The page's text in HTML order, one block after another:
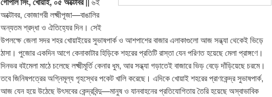
অক্টোবর, কোজাগরী লক্ষ্মীপূজা—বাঙালির
অন্যতম শ্রদ্ধা ও ঐতিহ্যের দিন। সেই
উপলক্ষে জেলা সদর শহর খোয়াইয়ের সুভাষপার্ক ও আশপাশের বাজার এলাকাগুলো আজ সন্ধ্যা থেকেই ভিড়ে
ঠাসা। পুজোর একদিন আগে কেনাকাটার হিড়িকে শহরের প্রতিটি রাস্তা যেন পরিণত হয়েছে মেলা প্রাঙ্গণে।
দিনভর বইমেলা মাঠে চলেছে লক্ষ্মীমূর্তি কেনার ধুম, আর সন্ধ্যা গড়াতেই বাজারে ভিড় বেড়ে দাঁড়িয়েছে চরমে।
তবে জিনিষপত্রের অগ্নিমূল্য গৃহস্থের পকেট খালি করেছে। এদিকে খোয়াই শহরের প্রাণকেন্দ্র সুভাষপার্ক,
আজ যেন হয়ে উঠেছে উৎসবের কেন্দ্রবিন্দু—মানুষ ও যানবাহনের প্রতিযোগিতায় তৈরি হয়েছে অস্বাভাবিক